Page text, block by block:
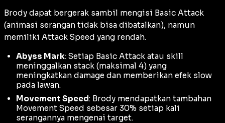
Brody dapat bergerak sambil mengisi Basic Attack
(animasi serangan tidak bisa dibatalkan), namun
memiliki Attack Speed yang rendah.
Abyss Mark: Setiap Basic Attack atau skill
meninggalkan stack (maksimal 4) yang
meningkatkan damage dan memberikan efek slow
pada lawan.
Movement Speed: Brody mendapatkan tambahan
Movement Speed sebesar 30% setiap kali
serangannya mengenai target.